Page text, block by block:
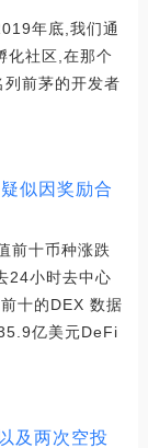
年底,我们通
社区,在那个
前茅的开发者
似因奖励合
前十币种涨跌
24小时去中心
十的DEX 数据
亿美元DeFi
及两次空投